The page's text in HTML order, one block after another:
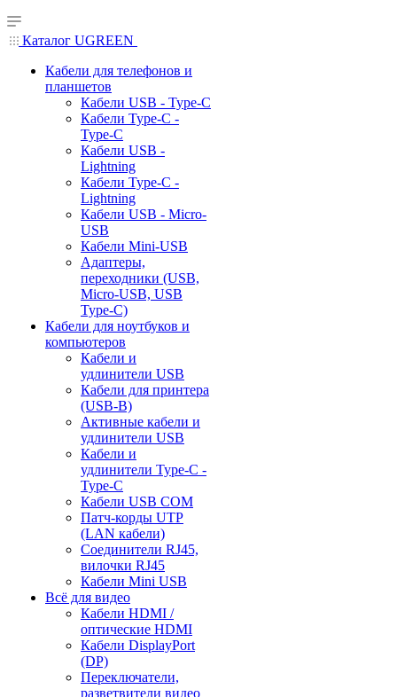
Каталог UGREEN
Кабели для телефонов и
планшетов
Кабели USB - Type-C
Кабели Type-C -
Type-C
Кабели USB -
Lightning
Кабели Type-C -
Lightning
Кабели USB - Micro-
USB
Кабели Mini-USB
Адаптеры,
переходники (USB,
Micro-USB, USB
Type-C)
Кабели для ноутбуков и
компьютеров
Кабели и
удлинители USB
Кабели для принтера
(USB-B)
Активные кабели и
удлинители USB
Кабели и
удлинители Type-C -
Type-C
Кабели USB COM
Патч-корды UTP
(LAN кабели)
Соединители RJ45,
вилочки RJ45
Кабели Mini USB
Всё для видео
Кабели HDMI /
оптические HDMI
Кабели DisplayPort
(DP)
Переключатели,
разветвители видео